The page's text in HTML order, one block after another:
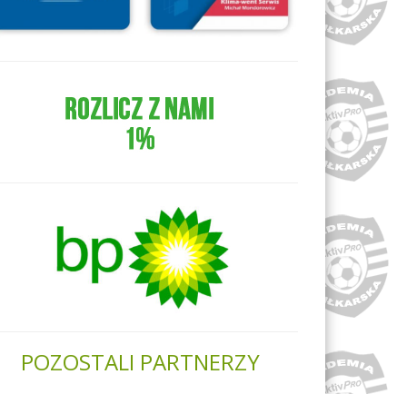
POZOSTALI PARTNERZY